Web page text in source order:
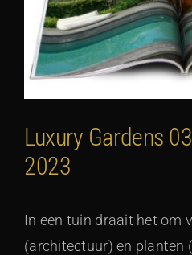
Luxury Gardens
2023
In een tuin draait het om
(architectuur) en planten